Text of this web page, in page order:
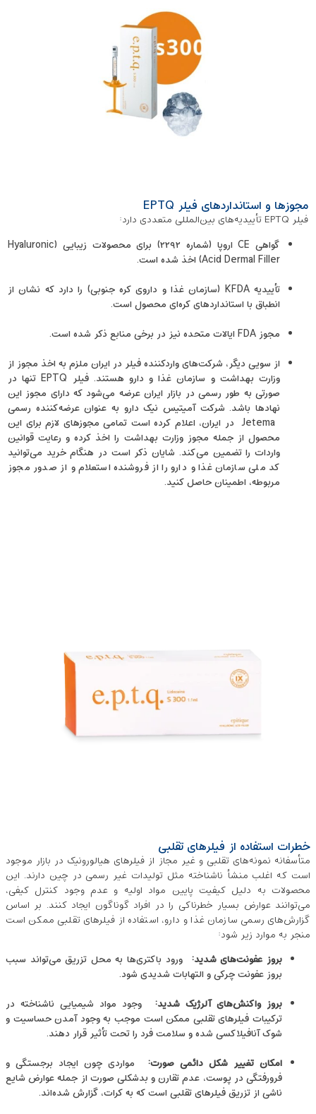
مجوزها و استانداردهای فیلر EPTQ
فیلر EPTQ تأییدیه‌های بین‌المللی متعددی دارد:
گواهی CE اروپا (شماره ۲۲۹۲) برای محصولات زیبایی (Hyaluronic
Acid Dermal Filler) اخذ شده است.
تأییدیه KFDA (سازمان غذا و داروی کره جنوبی) را دارد که نشان از
انطباق با استانداردهای کره‌ای محصول است.
مجوز FDA ایالات متحده نیز در برخی منابع ذکر شده است.
از سویی دیگر، شرکت‌های واردکننده فیلر در ایران ملزم به اخذ مجوز از
وزارت بهداشت و سازمان غذا و دارو هستند. فیلر EPTQ تنها در
صورتی به‌ طور رسمی در بازار ایران عرضه می‌شود که دارای مجوز این
نهادها باشد. شرکت آمیتیس نیک دارو به عنوان عرضه‌کننده‌ رسمی
Jetema در ایران، اعلام کرده است تمامی مجوزهای لازم برای این
محصول از جمله مجوز وزارت بهداشت را اخذ کرده و رعایت قوانین
واردات را تضمین می‌کند. شایان ذکر است در هنگام خرید می‌توانید
کد ملی سازمان غذا و دارو را از فروشنده استعلام و از صدور مجوز
مربوطه، اطمینان حاصل کنید.
خطرات استفاده از فیلرهای تقلبی
متأسفانه نمونه‌های تقلبی و غیر مجاز از فیلرهای هیالورونیک در بازار موجود
است که اغلب منشأ ناشناخته مثل تولیدات غیر رسمی در چین دارند. این
محصولات به دلیل کیفیت پایین مواد اولیه و عدم وجود کنترل کیفی،
می‌توانند عوارض بسیار خطرناکی را در افراد گوناگون ایجاد کنند. بر اساس
گزارش‌های رسمی سازمان غذا و دارو، استفاده از فیلرهای تقلبی ممکن است
منجر به موارد زیر شود:
بروز عفونت‌های شدید: ورود باکتری‌ها به محل تزریق می‌تواند سبب
بروز عفونت چرکی و التهابات شدیدی شود.
بروز واکنش‌های آلرژیک شدید: وجود مواد شیمیایی ناشناخته در
ترکیبات فیلرهای تقلبی ممکن است موجب به وجود آمدن حساسیت و
شوک آنافیلاکسی شده و سلامت فرد را تحت تأثیر قرار دهند.
امکان تغییر شکل دائمی صورت: مواردی چون ایجاد برجستگی‌ و
فرورفتگی در پوست، عدم تقارن و بدشکلی صورت از جمله عوارض شایع
ناشی از تزریق فیلرهای تقلبی است که به کرات، گزارش شده‌اند.